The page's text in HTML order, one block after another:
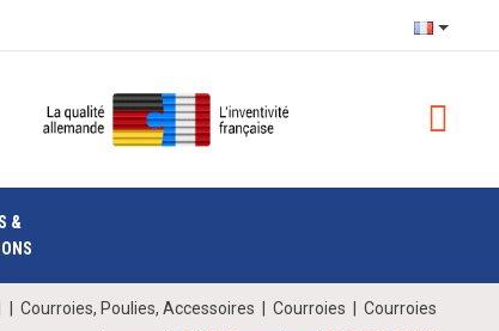
&
Courroies, Poulies, Accessoires Courroies
Courroies